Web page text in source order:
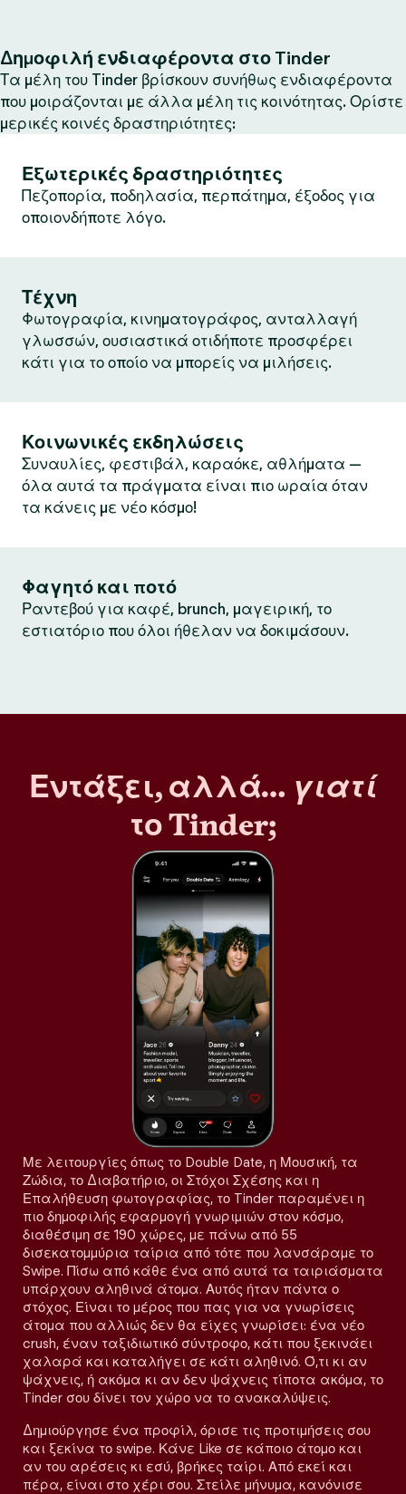
Δημοφιλή ενδιαφέροντα στο Tinder
Τα μέλη του Tinder βρίσκουν συνήθως ενδιαφέροντα
που μοιράζονται με άλλα μέλη τις κοινότητας. Ορίστε
μερικές κοινές δραστηριότητες:
Εξωτερικές δραστηριότητες
Πεζοπορία, ποδηλασία, περπάτημα, έξοδος για
οποιονδήποτε λόγο.
Τέχνη
Φωτογραφία, κινηματογράφος, ανταλλαγή
γλωσσών, ουσιαστικά οτιδήποτε προσφέρει
κάτι για το οποίο να μπορείς να μιλήσεις.
Κοινωνικές εκδηλώσεις
Συναυλίες, φεστιβάλ, καραόκε, αθλήματα —
όλα αυτά τα πράγματα είναι πιο ωραία όταν
τα κάνεις με νέο κόσμο!
Φαγητό και ποτό
Ραντεβού για καφέ, brunch, μαγειρική, το
εστιατόριο που όλοι ήθελαν να δοκιμάσουν.
Εντάξει, αλλά… γιατί
το Tinder;
Με λειτουργίες όπως το Double Date, η Μουσική, τα
Ζώδια, το Διαβατήριο, οι Στόχοι Σχέσης και η
Επαλήθευση φωτογραφίας, το Tinder παραμένει η
πιο δημοφιλής εφαρμογή γνωριμιών στον κόσμο,
διαθέσιμη σε 190 χώρες, με πάνω από 55
δισεκατομμύρια ταίρια από τότε που λανσάραμε το
Swipe. Πίσω από κάθε ένα από αυτά τα ταιριάσματα
υπάρχουν αληθινά άτομα. Αυτός ήταν πάντα ο
στόχος. Είναι το μέρος που πας για να γνωρίσεις
άτομα που αλλιώς δεν θα είχες γνωρίσει: ένα νέο
crush, έναν ταξιδιωτικό σύντροφο, κάτι που ξεκινάει
χαλαρά και καταλήγει σε κάτι αληθινό. Ό,τι κι αν
ψάχνεις, ή ακόμα κι αν δεν ψάχνεις τίποτα ακόμα, το
Tinder σου δίνει τον χώρο να το ανακαλύψεις.
Δημιούργησε ένα προφίλ, όρισε τις προτιμήσεις σου
και ξεκίνα το swipe. Κάνε Like σε κάποιο άτομο και
αν του αρέσεις κι εσύ, βρήκες ταίρι. Από εκεί και
πέρα, είναι στο χέρι σου. Στείλε μήνυμα, κανόνισε